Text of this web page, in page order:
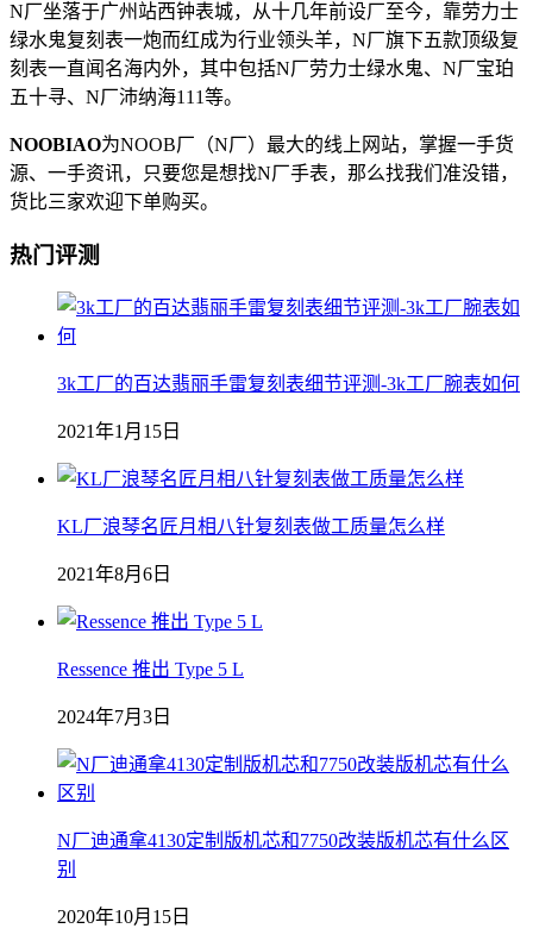
N厂坐落于广州站西钟表城，从十几年前设厂至今，靠劳力士
绿水鬼复刻表一炮而红成为行业领头羊，N厂旗下五款顶级复
刻表一直闻名海内外，其中包括N厂劳力士绿水鬼、N厂宝珀
五十寻、N厂沛纳海111等。
NOOBIAO为NOOB厂（N厂）最大的线上网站，掌握一手货
源、一手资讯，只要您是想找N厂手表，那么找我们准没错，
货比三家欢迎下单购买。
热门评测
3k工厂的百达翡丽手雷复刻表细节评测-3k工厂腕表如何
2021年1月15日
KL厂浪琴名匠月相八针复刻表做工质量怎么样
2021年8月6日
Ressence 推出 Type 5 L
2024年7月3日
N厂迪通拿4130定制版机芯和7750改装版机芯有什么区
别
2020年10月15日